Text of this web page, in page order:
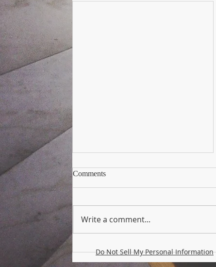
Andorra e il Trust: La nuova
frontiera europea della
pianificazione patrimoniale
riconoscimento dei trust
internazionali
Comments
Write a comment...
Do Not Sell My Personal Information